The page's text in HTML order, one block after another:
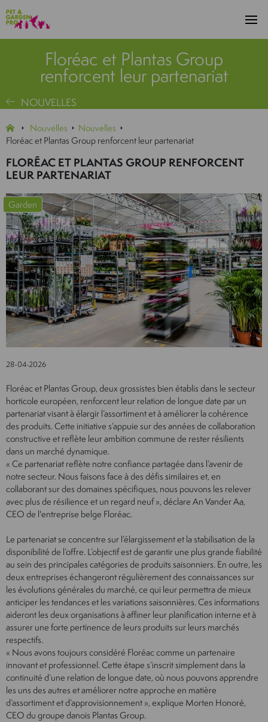
Floréac et Plantas Group
renforcent leur partenariat
NOUVELLES
Nouvelles
Nouvelles
Floréac et Plantas Group renforcent leur partenariat
FLORÉAC ET PLANTAS GROUP RENFORCENT
LEUR PARTENARIAT
Garden
28-04-2026
Floréac et Plantas Group, deux grossistes bien établis dans le secteur
horticole européen, renforcent leur relation de longue date par un
partenariat visant à élargir l’assortiment et à améliorer la cohérence
des produits. Cette initiative s’appuie sur des années de collaboration
constructive et reflète leur ambition commune de rester résilients
dans un marché dynamique.
« Ce partenariat reflète notre confiance partagée dans l’avenir de
notre secteur. Nous faisons face à des défis similaires et, en
collaborant sur des domaines spécifiques, nous pouvons les relever
avec plus de résilience et un regard neuf », déclare An Vander Aa,
CEO de l'entreprise belge Floréac.
Le partenariat se concentre sur l’élargissement et la stabilisation de la
disponibilité de l’offre. L’objectif est de garantir une plus grande fiabilité
au sein des principales catégories de produits saisonniers. En outre, les
deux entreprises échangeront régulièrement des connaissances sur
les évolutions générales du marché, ce qui leur permettra de mieux
anticiper les tendances et les variations saisonnières. Ces informations
aideront les deux organisations à affiner leur planification interne et à
assurer une forte pertinence de leurs produits sur leurs marchés
respectifs.
« Nous avons toujours considéré Floréac comme un partenaire
innovant et professionnel. Cette étape s’inscrit simplement dans la
continuité d’une relation de longue date, où nous pouvons apprendre
les uns des autres et améliorer notre approche en matière
d’assortiment et d’approvisionnement », explique Morten Honoré,
CEO du groupe danois Plantas Group.